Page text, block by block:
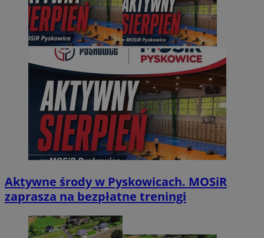
Aktywne środy w Pyskowicach. MOSiR
zaprasza na bezpłatne treningi